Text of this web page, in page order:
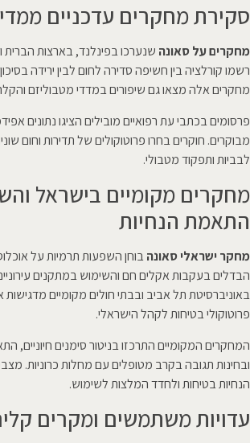
סקירת מחקרים עדכניים
מחקרים על סאונה שנערכו בפינלנד, בארצות הברית
רשמו קורלציה בין חשיפה סדירה לחום לבין ירידה
מחקרים אלה מצאו גם שיפורים במדדי מטבוליזם והקלה
פרסומים בכתבי עת רפואיים מובילים הציגו נתונים
מבוקרים. חוקרים בחרו פרוטוקולים של תדירות וחום
לבביות ותפקוד מטבולי.
מחקרים מקומיים בישראל
התאמת הנחיות
מחקר ישראלי סאונהבוחן השפעות תרמיות על
הבדלים בעקבות אקלים חם והשימוש במתקנים
באוניברסיטת תל אביב ובבתי חולים מקומיים
פרוטוקולי בטיחות לקהל הישראלי.
המחקרים המקומיים התרכזו בניטור סימנים חיוניים,
ובחינות תגובה בקרב מטופלים עם מחלות כרוניות.
הנחיות בטיחות ולחדד המלצות לשימוש.
עדויות משתמשים ומקרים